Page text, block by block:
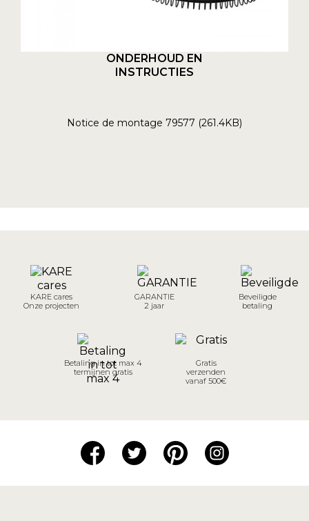
ONDERHOUD EN
INSTRUCTIES
Notice de montage 79577 (261.4KB)
KARE cares
Onze projecten
GARANTIE
2 jaar
Beveiligde
betaling
Betaling in tot max 4
termijnen gratis
Gratis
verzenden
vanaf 500€